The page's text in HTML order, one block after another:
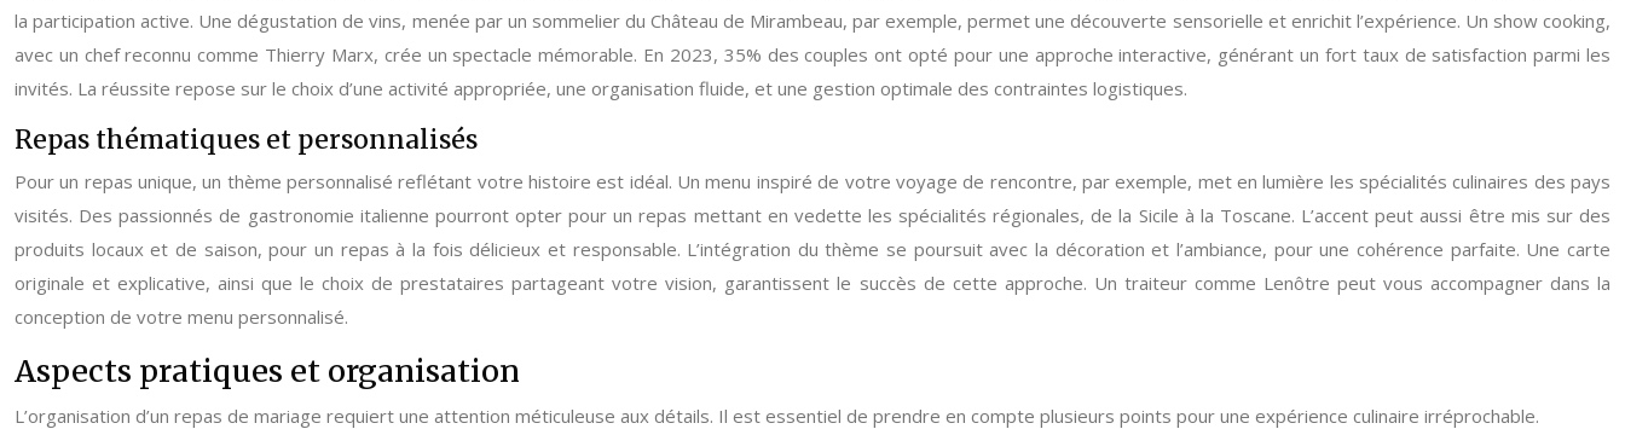
la participation active. Une dégustation de vins, menée par un sommelier du Château de Mirambeau, par exemple, permet une découverte sensorielle et enrichit l’expérience. Un show cooking,
avec un chef reconnu comme Thierry Marx, crée un spectacle mémorable. En 2023, 35% des couples ont opté pour une approche interactive, générant un fort taux de satisfaction parmi les
invités. La réussite repose sur le choix d’une activité appropriée, une organisation fluide, et une gestion optimale des contraintes logistiques.
Repas thématiques et personnalisés
Pour un repas unique, un thème personnalisé reflétant votre histoire est idéal. Un menu inspiré de votre voyage de rencontre, par exemple, met en lumière les spécialités culinaires des pays
visités. Des passionnés de gastronomie italienne pourront opter pour un repas mettant en vedette les spécialités régionales, de la Sicile à la Toscane. L’accent peut aussi être mis sur des
produits locaux et de saison, pour un repas à la fois délicieux et responsable. L’intégration du thème se poursuit avec la décoration et l’ambiance, pour une cohérence parfaite. Une carte
originale et explicative, ainsi que le choix de prestataires partageant votre vision, garantissent le succès de cette approche. Un traiteur comme Lenôtre peut vous accompagner dans la
conception de votre menu personnalisé.
Aspects pratiques et organisation
L’organisation d’un repas de mariage requiert une attention méticuleuse aux détails. Il est essentiel de prendre en compte plusieurs points pour une expérience culinaire irréprochable.